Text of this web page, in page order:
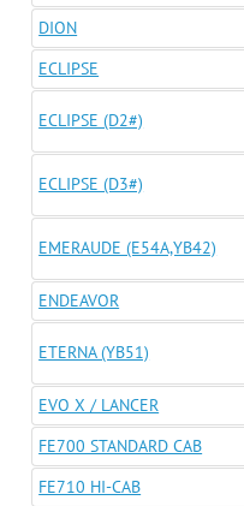
DION
ECLIPSE
ECLIPSE (D2#)
ECLIPSE (D3#)
EMERAUDE (E54A,YB42)
ENDEAVOR
ETERNA (YB51)
EVO X / LANCER
FE700 STANDARD CAB
FE710 HI-CAB